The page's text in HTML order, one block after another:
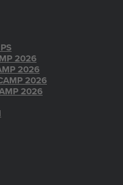
2026
2026
2026
2026